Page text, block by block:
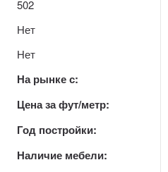
502
Нет
Нет
На рынке с:
Цена за фут/метр:
Год постройки:
Наличие мебели: